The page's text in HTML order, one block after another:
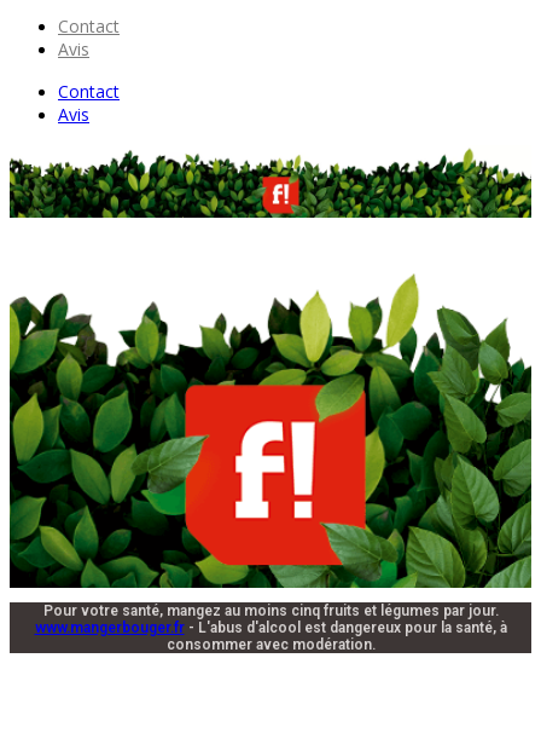
Contact
Avis
Contact
Avis
Pour votre santé, mangez au moins cinq fruits et légumes par jour.
www.mangerbouger.fr- L'abus d'alcool est dangereux pour la santé, à
consommer avec modération.